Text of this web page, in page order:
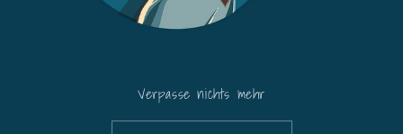
Verpasse nichts mehr